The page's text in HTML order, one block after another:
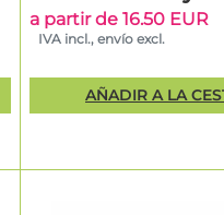
(25%+)
floración
(20–
semanas
Gran
auto,
a partir de 16.50 EUR
IVA incl., envío excl.
AÑADIR A LA